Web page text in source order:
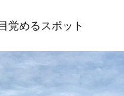
覚めるスポット